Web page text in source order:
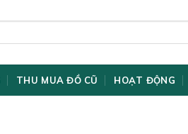
THU MUA ĐỒ CŨ HOẠT ĐỘNG